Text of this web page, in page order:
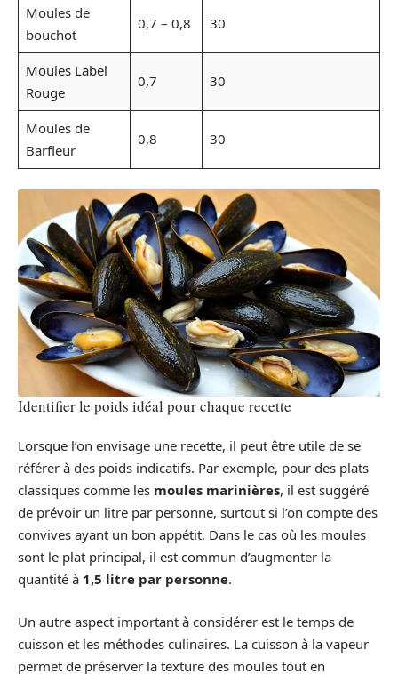
Moules de
bouchot
0,7 – 0,8 30
Moules Label
Rouge
0,7 30
Moules de
Barfleur
0,8 30
Identifier le poids idéal pour chaque recette
Lorsque l’on envisage une recette, il peut être utile de se
référer à des poids indicatifs. Par exemple, pour des plats
classiques comme les moules marinières, il est suggéré
de prévoir un litre par personne, surtout si l’on compte des
convives ayant un bon appétit. Dans le cas où les moules
sont le plat principal, il est commun d’augmenter la
quantité à 1,5 litre par personne.
Un autre aspect important à considérer est le temps de
cuisson et les méthodes culinaires. La cuisson à la vapeur
permet de préserver la texture des moules tout en